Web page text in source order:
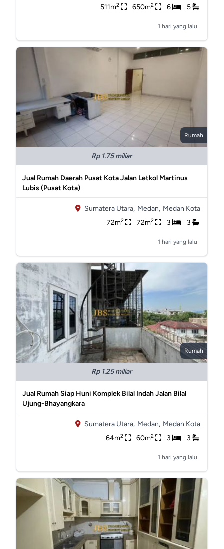
511m2 650m2 6 5
1 hari yang lalu
Rumah
Rp 1.75 miliar
Jual Rumah Daerah Pusat Kota Jalan Letkol Martinus
Lubis (Pusat Kota)
Sumatera Utara, Medan, Medan Kota
72m2 72m2 3 3
1 hari yang lalu
Rumah
Rp 1.25 miliar
Jual Rumah Siap Huni Komplek Bilal Indah Jalan Bilal
Ujung-Bhayangkara
Sumatera Utara, Medan, Medan Kota
64m2 60m2 3 3
1 hari yang lalu